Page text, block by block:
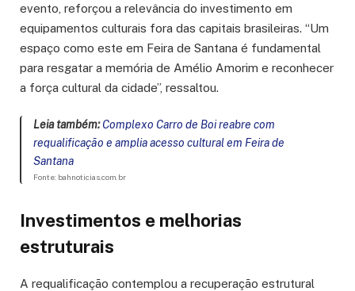
evento, reforçou a relevância do investimento em
equipamentos culturais fora das capitais brasileiras. “Um
espaço como este em Feira de Santana é fundamental
para resgatar a memória de Amélio Amorim e reconhecer
a força cultural da cidade”, ressaltou.
Leia também: Complexo Carro de Boi reabre com
requalificação e amplia acesso cultural em Feira de
Santana
Fonte: bahnoticias.com.br
Investimentos e melhorias
estruturais
A requalificação contemplou a recuperação estrutural